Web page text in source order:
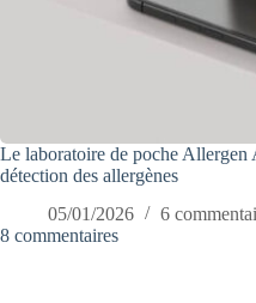
Le laboratoire de poche Allergen
détection des allergènes
05/01/2026
6
8 commentaires